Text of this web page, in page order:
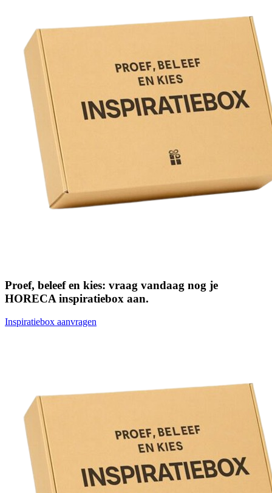
Proef, beleef en kies: vraag vandaag nog je
HORECA inspiratiebox aan.
Inspiratiebox aanvragen